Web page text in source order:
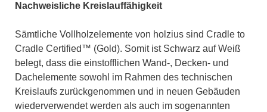
Nachweisliche Kreislauffähigkeit
Sämtliche Vollholzelemente von holzius sind Cradle to
Cradle Certified™ (Gold). Somit ist Schwarz auf Weiß
belegt, dass die einstofflichen Wand-, Decken- und
Dachelemente sowohl im Rahmen des technischen
Kreislaufs zurückgenommen und in neuen Gebäuden
wiederverwendet werden als auch im sogenannten